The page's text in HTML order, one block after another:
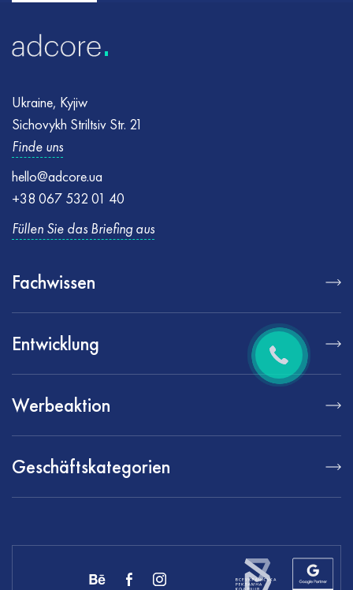
Ukraine, Kyjiw
Sichovykh Striltsiv Str. 21
Finde uns
hello@adcore.ua
+38 067 532 01 40
Füllen Sie das Briefing aus
Fachwissen
Entwicklung
Werbeaktion
Geschäftskategorien